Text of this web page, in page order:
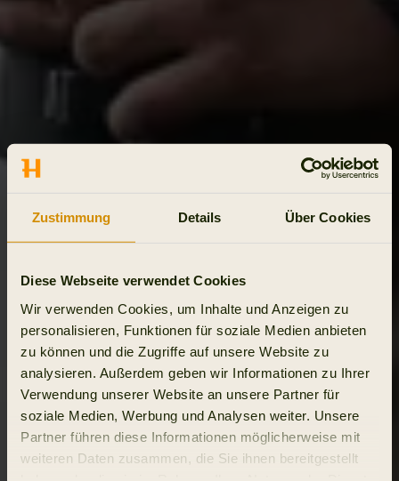
Zustimmung Details Über Cookies
Diese Webseite verwendet Cookies
Wir verwenden Cookies, um Inhalte und Anzeigen zu
personalisieren, Funktionen für soziale Medien anbieten
zu können und die Zugriffe auf unsere Website zu
analysieren. Außerdem geben wir Informationen zu Ihrer
Verwendung unserer Website an unsere Partner für
soziale Medien, Werbung und Analysen weiter. Unsere
Partner führen diese Informationen möglicherweise mit
weiteren Daten zusammen, die Sie ihnen bereitgestellt